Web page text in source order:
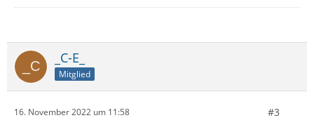
_C-E_
Mitglied
16. November 2022 um 11:58 #3